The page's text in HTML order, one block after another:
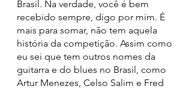
Brasil. Na verdade, você é bem
recebido sempre, digo por mim. É
mais para somar, não tem aquela
história da competição. Assim como
eu sei que tem outros nomes da
guitarra e do blues no Brasil, como
Artur Menezes, Celso Salim e Fred